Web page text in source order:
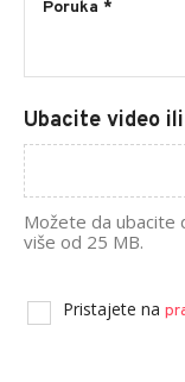
Ubacite video
Možete da ubacite
više od 25 MB.
Pristajete na